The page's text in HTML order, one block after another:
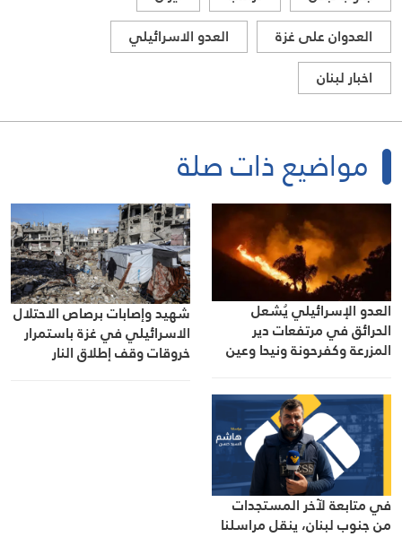
العدوان على غزة
العدو الاسرائيلي
اخبار لبنان
مواضيع ذات صلة
العدو الإسرائيلي يُشعل
الحرائق في مرتفعات دير
المزرعة وكفرحونة ونيحا وعين
شهيد وإصابات برصاص الاحتلال
الاسرائيلي في غزة باستمرار
خروقات وقف إطلاق النار
في متابعة لآخر المستجدات
من جنوب لبنان، ينقل مراسلنا